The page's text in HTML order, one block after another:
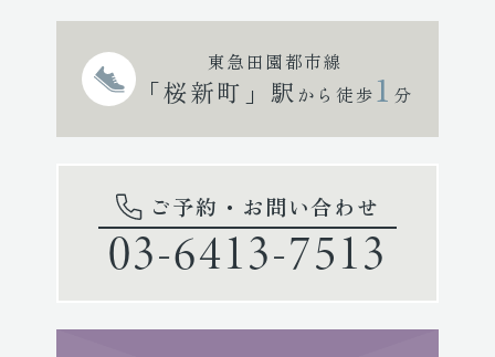
東急田園都市線
「桜新町」駅 から徒歩1 分
ご予約・お問い合わせ
03-6413-7513